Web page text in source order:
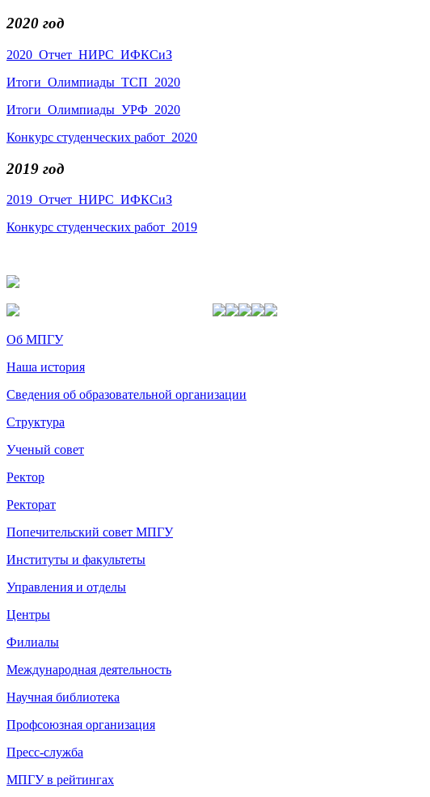
2020 год
2020_Отчет_НИРС_ИФКСиЗ
Итоги_Олимпиады_ТСП_2020
Итоги_Олимпиады_УРФ_2020
Конкурс студенческих работ_2020
2019 год
2019_Отчет_НИРС_ИФКСиЗ
Конкурс студенческих работ_2019
Об МПГУ
Наша история
Сведения об образовательной организации
Структура
Ученый совет
Ректор
Ректорат
Попечительский совет МПГУ
Институты и факультеты
Управления и отделы
Центры
Филиалы
Международная деятельность
Научная библиотека
Профсоюзная организация
Пресс-служба
МПГУ в рейтингах